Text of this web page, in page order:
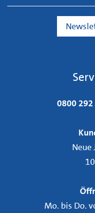
0800 292
Neue
Mo. bis Do.